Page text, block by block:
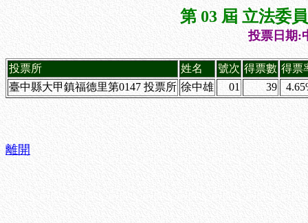
第 03 屆 立法委
投票日期:
投票所 姓名 號次 得票數 得票
臺中縣大甲鎮福德里第0147 投票所 徐中雄 01 39
離開